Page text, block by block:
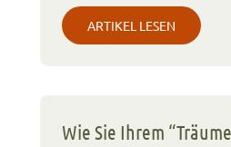
ARTIKEL LESEN
Wie Sie Ihrem